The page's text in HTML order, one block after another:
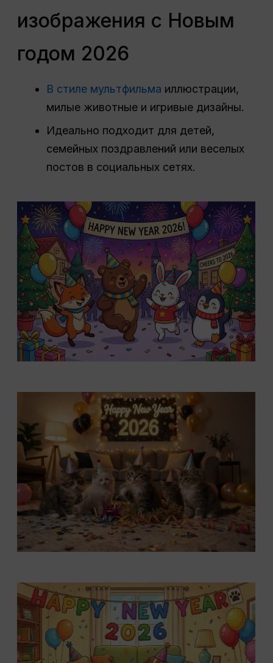
изображения с Новым
годом 2026
В стиле мультфильма иллюстрации,
милые животные и игривые дизайны.
Идеально подходит для детей,
семейных поздравлений или веселых
постов в социальных сетях.